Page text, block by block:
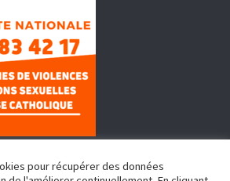
pour récupérer des données